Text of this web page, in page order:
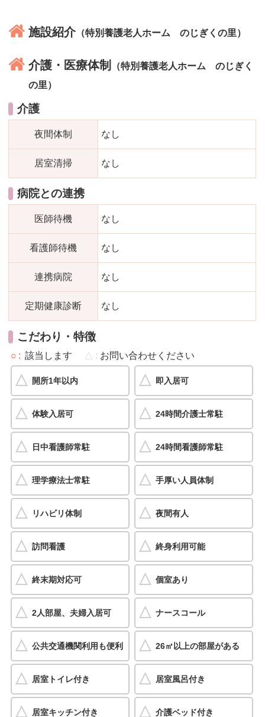
施設紹介（特別養護老人ホーム のじぎくの里）
介護・医療体制
（特別養護老人ホーム のじぎく
の里）
介護
夜間体制 なし
居室清掃 なし
病院との連携
医師待機 なし
看護師待機 なし
連携病院 なし
定期健康診断 なし
こだわり・特徴
○ 該当します △ お問い合わせください
開所1年以内 即入居可
体験入居可 24時間介護士常駐
日中看護師常駐 24時間看護師常駐
理学療法士常駐 手厚い人員体制
リハビリ体制 夜間有人
訪問看護 終身利用可能
終末期対応可 個室あり
2人部屋、夫婦入居可 ナースコール
公共交通機関利用も便利 26㎡以上の部屋がある
居室トイレ付き 居室風呂付き
居室キッチン付き 介護ベッド付き